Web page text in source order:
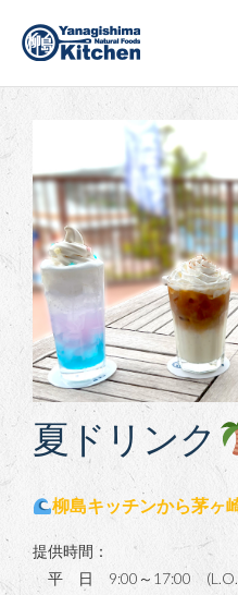
夏ドリンク
柳島キッチンから茅ヶ
提供時間：
平 日 9:00～17:00 (L.O.